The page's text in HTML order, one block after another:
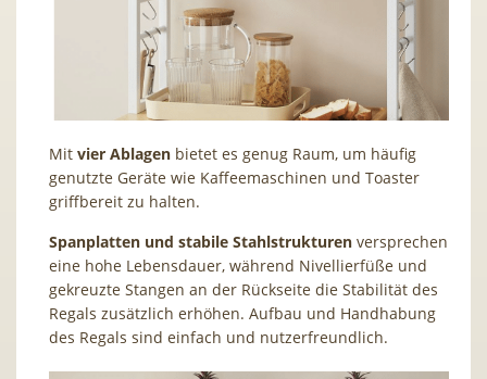
Mit vier Ablagen bietet es genug Raum, um häufig
genutzte Geräte wie Kaffeemaschinen und Toaster
griffbereit zu halten.
Spanplatten und stabile Stahlstrukturen versprechen
eine hohe Lebensdauer, während Nivellierfüße und
gekreuzte Stangen an der Rückseite die Stabilität des
Regals zusätzlich erhöhen. Aufbau und Handhabung
des Regals sind einfach und nutzerfreundlich.